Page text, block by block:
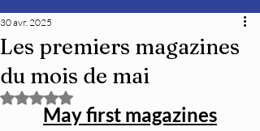
Les premiers magazines
du mois de mai
30 avr. 2025
Noté NaN étoiles sur 5.
May first magazines